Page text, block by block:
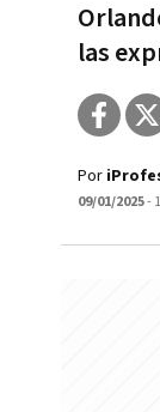
las
Por
09/01/2025-